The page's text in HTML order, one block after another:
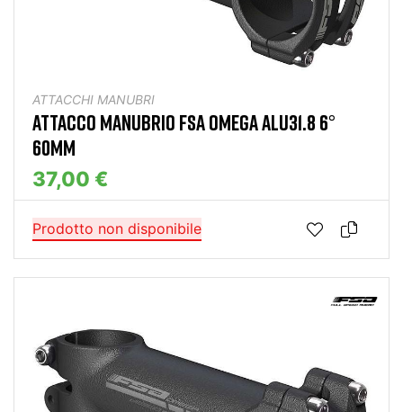
ATTACCHI MANUBRI
ATTACCO MANUBRIO FSA OMEGA ALU31.8 6°
60MM
37,00 €
Prodotto non disponibile